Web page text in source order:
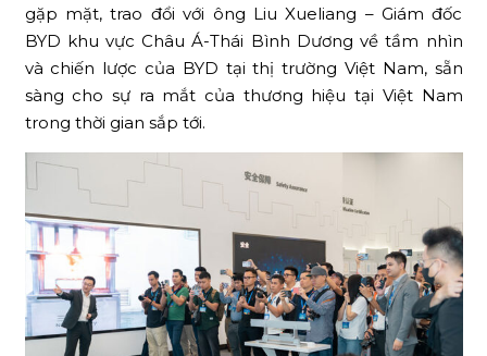
gặp mặt, trao đổi với ông Liu Xueliang – Giám đốc
BYD khu vực Châu Á-Thái Bình Dương về tầm nhìn
và chiến lược của BYD tại thị trường Việt Nam, sẵn
sàng cho sự ra mắt của thương hiệu tại Việt Nam
trong thời gian sắp tới.